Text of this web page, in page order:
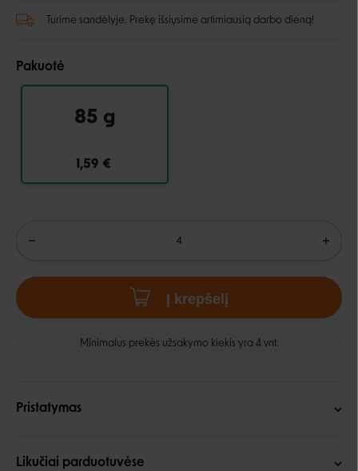
Turime sandėlyje. Prekę išsiųsime artimiausią darbo dieną!
Pakuotė
85 g
1,59 €
Į krepšelį
Minimalus prekės užsakymo kiekis yra 4 vnt.
Pristatymas
Likučiai parduotuvėse